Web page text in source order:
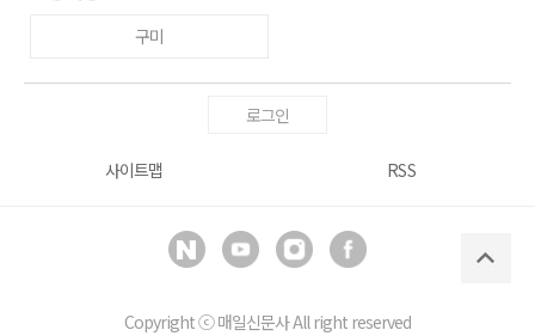
구미
로그인
사이트맵 RSS
Copyright ⓒ매일신문사All right reserved